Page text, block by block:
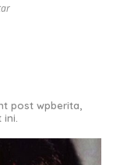
post wpberita,